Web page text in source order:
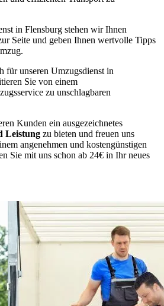
in Flensburg stehen wir Ihnen
Seite und geben Ihnen wertvolle Tipps
für unseren Umzugsdienst in
Sie von einem
zu unschlagbaren
Kunden ein ausgezeichnetes
Leistung zu bieten und freuen uns
angenehmen und kostengünstigen
Sie mit uns schon ab 24€ in Ihr neues